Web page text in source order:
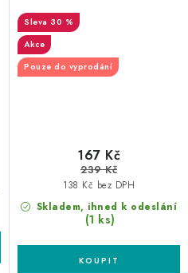
lepidel
30 %
Akce
Pouze do vyprodání
Skladem, ihned k odeslání
(1 ks)
138 Kč bez DPH
167 Kč
239 Kč